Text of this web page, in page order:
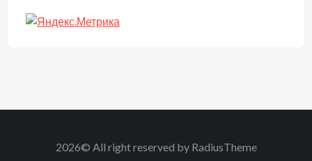
2026© All right reserved by RadiusTheme